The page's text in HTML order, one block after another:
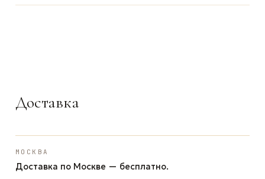
Доставка
МОСКВА
Доставка по Москве — бесплатно.